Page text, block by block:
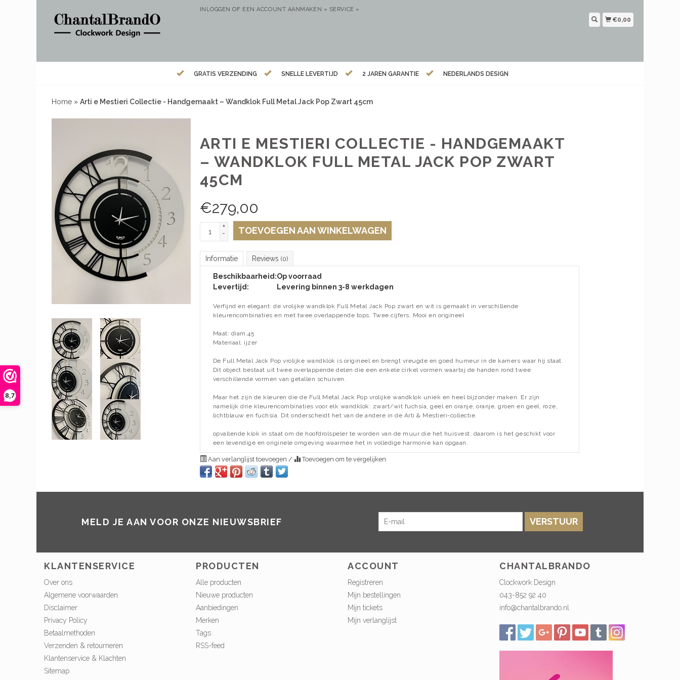
8,7
INLOGGEN OF EEN ACCOUNT AANMAKEN » SERVICE »
€0,00
GRATIS VERZENDING SNELLE LEVERTIJD 2 JAREN GARANTIE NEDERLANDS DESIGN
Home » Arti e Mestieri Collectie - Handgemaakt – Wandklok Full Metal Jack Pop Zwart 45cm
ARTI E MESTIERI COLLECTIE - HANDGEMAAKT
– WANDKLOK FULL METAL JACK POP ZWART
45CM
€279,00
+
-
TOEVOEGEN AAN WINKELWAGEN
Informatie Reviews (0)
Beschikbaarheid:Op voorraad
Levertijd:
Levering binnen 3-8 werkdagen
Verfijnd en elegant: de vrolijke wandklok Full Metal Jack Pop zwart en wit is gemaakt in verschillende
kleurencombinaties en met twee overlappende tops. Twee cijfers. Mooi en origineel
Maat: diam.45
Materiaal: ijzer
De Full Metal Jack Pop vrolijke wandklok is origineel en brengt vreugde en goed humeur in de kamers waar hij staat.
Dit object bestaat uit twee overlappende delen die een enkele cirkel vormen waarbij de handen rond twee
verschillende vormen van getallen schuiven.
Maar het zijn de kleuren die de Full Metal Jack Pop vrolijke wandklok uniek en heel bijzonder maken. Er zijn
namelijk drie kleurencombinaties voor elk wandklok: zwart/wit fuchsia, geel en oranje, oranje, groen en geel, roze,
lichtblauw en fuchsia. Dit onderscheidt het van de andere in de Arti & Mestieri-collectie.
opvallende klok in staat om de hoofdrolspeler te worden van de muur die het huisvest: daarom is het geschikt voor
een levendige en originele omgeving waarmee het in volledige harmonie kan opgaan.
Aan verlanglijst toevoegen / Toevoegen om te vergelijken
MELD JE AAN VOOR ONZE NIEUWSBRIEF VERSTUUR
KLANTENSERVICE
Over ons
Algemene voorwaarden
Disclaimer
Privacy Policy
Betaalmethoden
Verzenden & retourneren
Klantenservice & Klachten
Sitemap
PRODUCTEN
Alle producten
Nieuwe producten
Aanbiedingen
Merken
Tags
RSS-feed
ACCOUNT
Registreren
Mijn bestellingen
Mijn tickets
Mijn verlanglijst
CHANTALBRANDO
Clockwork Design
043-852 92 40
info@chantalbrando.nl